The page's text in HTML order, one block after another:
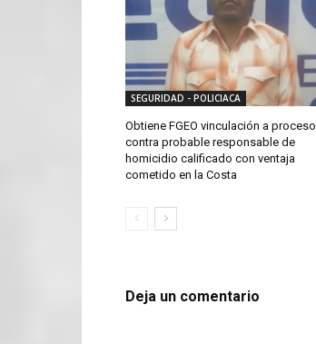
SEGURIDAD - POLICIACA
Obtiene FGEO vinculación a proceso
contra probable responsable de
homicidio calificado con ventaja
cometido en la Costa
Deja un comentario